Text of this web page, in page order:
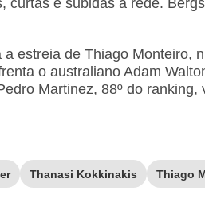
curtas e subidas à rede.
estreia de Thiago Monteiro,
o australiano Adam
Martinez, 88º do ranking,
Thanasi Kokkinakis Thiago